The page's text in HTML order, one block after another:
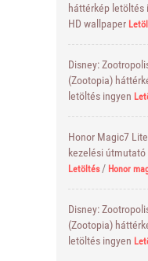
háttérkép letöltés
HD wallpaper
Disney:
(Zootopia)
letöltés ingyen
Honor Magic7
kezelési
Letöltés/ Honor
Disney:
(Zootopia)
letöltés ingyen